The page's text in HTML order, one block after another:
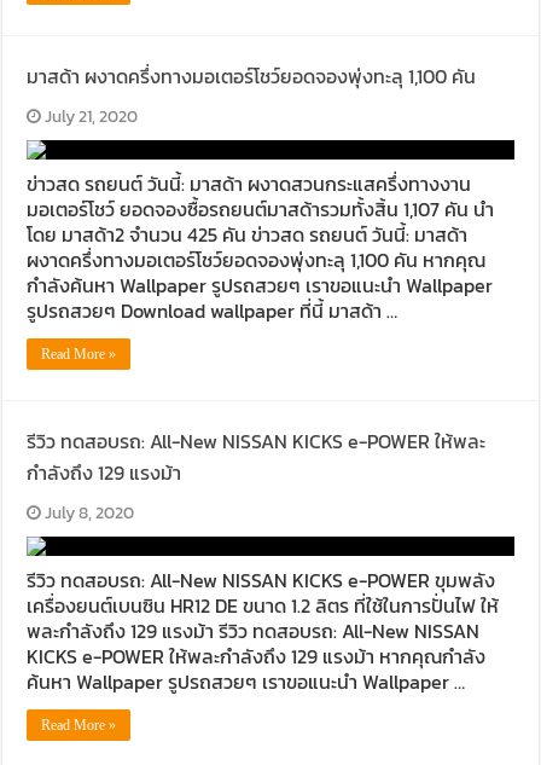
มาสด้า ผงาดครึ่งทางมอเตอร์โชว์ยอดจองพุ่งทะลุ 1,100 คัน
July 21, 2020
ข่าวสด รถยนต์ วันนี้: มาสด้า ผงาดสวนกระแสครึ่งทางงาน
มอเตอร์โชว์ ยอดจองซื้อรถยนต์มาสด้ารวมทั้งสิ้น 1,107 คัน นำ
โดย มาสด้า2 จำนวน 425 คัน ข่าวสด รถยนต์ วันนี้: มาสด้า
ผงาดครึ่งทางมอเตอร์โชว์ยอดจองพุ่งทะลุ 1,100 คัน หากคุณ
กำลังค้นหา Wallpaper รูปรถสวยๆ เราขอแนะนำ Wallpaper
รูปรถสวยๆ Download wallpaper ที่นี้ มาสด้า …
Read More »
รีวิว ทดสอบรถ: All-New NISSAN KICKS e-POWER ให้พละ
กำลังถึง 129 แรงม้า
July 8, 2020
รีวิว ทดสอบรถ: All-New NISSAN KICKS e-POWER ขุมพลัง
เครื่องยนต์เบนซิน HR12 DE ขนาด 1.2 ลิตร ที่ใช้ในการปั่นไฟ ให้
พละกำลังถึง 129 แรงม้า รีวิว ทดสอบรถ: All-New NISSAN
KICKS e-POWER ให้พละกำลังถึง 129 แรงม้า หากคุณกำลัง
ค้นหา Wallpaper รูปรถสวยๆ เราขอแนะนำ Wallpaper …
Read More »